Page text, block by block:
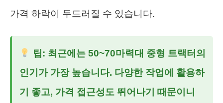
가격 하락이 두드러질 수 있습니다.
팁: 최근에는 50~70마력대 중형 트랙터의
인기가 가장 높습니다. 다양한 작업에 활용하
기 좋고, 가격 접근성도 뛰어나기 때문이니